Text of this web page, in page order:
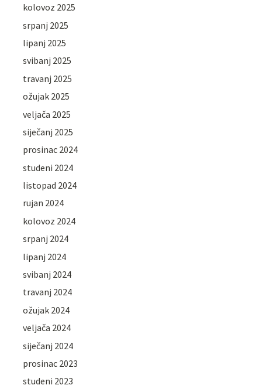
kolovoz 2025
srpanj 2025
lipanj 2025
svibanj 2025
travanj 2025
ožujak 2025
veljača 2025
siječanj 2025
prosinac 2024
studeni 2024
listopad 2024
rujan 2024
kolovoz 2024
srpanj 2024
lipanj 2024
svibanj 2024
travanj 2024
ožujak 2024
veljača 2024
siječanj 2024
prosinac 2023
studeni 2023